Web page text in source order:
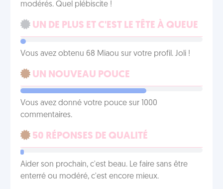
modérés. Quel plébiscite !
UN DE PLUS ET C'EST LE TÊTE À QUEUE
Vous avez obtenu 68 Miaou sur votre profil. Joli !
UN NOUVEAU POUCE
Vous avez donné votre pouce sur 1000
commentaires.
50 RÉPONSES DE QUALITÉ
Aider son prochain, c'est beau. Le faire sans être
enterré ou modéré, c'est encore mieux.